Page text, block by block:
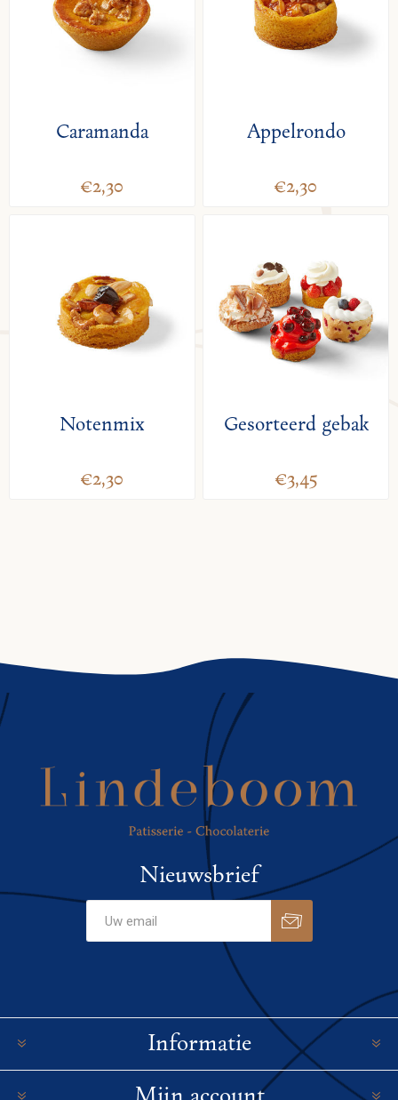
Caramanda
€2,30
Appelrondo
€2,30
Notenmix
€2,30
Gesorteerd gebak
€3,45
Nieuwsbrief
Informatie